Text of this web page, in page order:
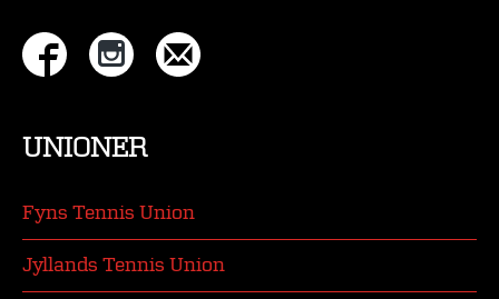
UNIONER
Fyns Tennis Union
Jyllands Tennis Union